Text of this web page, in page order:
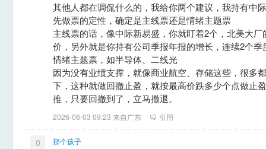
其他人都在调侃什么的，我给你两个建议，我持有中
先做票的定性，确定是主线票还是情绪主题票
主线票的话，像中际新易盛，你就盯着2个，北美大
价，另外就是你持有公司季报年报的增长，连续2个
情绪主题票，如半导体、二线光
因为没有业绩支撑，就像商业航空、存储这些，很多
下，这种就做回撤止盈，就按最高价跌多少个点做止
推，只要回撤到了，立马撤退。
2026-06-03 09:23 来自广东 引用
0 那个孩子